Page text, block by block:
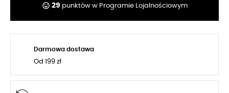
tag_faces 29 punktów w Programie Lojalnościowym
Darmowa dostawa
Od 199 zł